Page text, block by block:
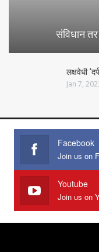
संविधान
लक्षवेधी
Jan 7,
Facebook
Youtube
Join us on